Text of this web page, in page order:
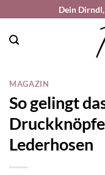
springen
Dein
MAGAZIN
So gelingt
Lederhosen